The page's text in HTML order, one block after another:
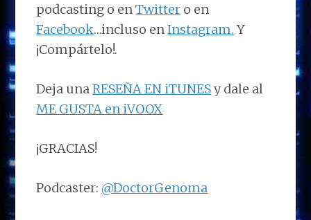
podcasting o enTwitter o en
Facebook…incluso enInstagram. Y
¡Compártelo!.
Deja unaRESEÑA EN iTUNESy dale al
ME GUSTA en iVOOX
¡GRACIAS!
Podcaster: @DoctorGenoma